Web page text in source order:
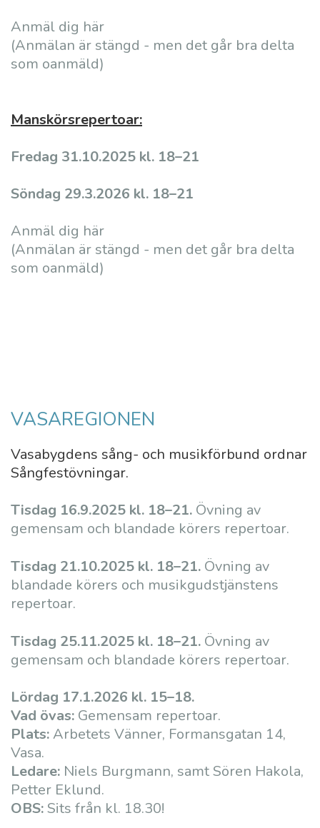
Anmäl dig här
(Anmälan är stängd - men det går bra delta
som oanmäld)
Manskörsrepertoar:
Fredag 31.10.2025 kl. 18–21
Söndag 29.3.2026 kl. 18–21
Anmäl dig här
(Anmälan är stängd - men det går bra delta
som oanmäld)
VASAREGIONEN
Vasabygdens sång- och musikförbund ordnar
Sångfestövningar.
Tisdag 16.9.2025 kl. 18–21. Övning av
gemensam och blandade körers repertoar.
Tisdag 21.10.2025 kl. 18–21. Övning av
blandade körers och musikgudstjänstens
repertoar.
Tisdag 25.11.2025 kl. 18–21. Övning av
gemensam och blandade körers repertoar.
Lördag 17.1.2026 kl. 15–18.
Vad övas: Gemensam repertoar.
Plats:Arbetets Vänner, Formansgatan 14,
Vasa.
Ledare: Niels Burgmann, samt Sören Hakola,
Petter Eklund.
OBS:Sits från kl. 18.30!